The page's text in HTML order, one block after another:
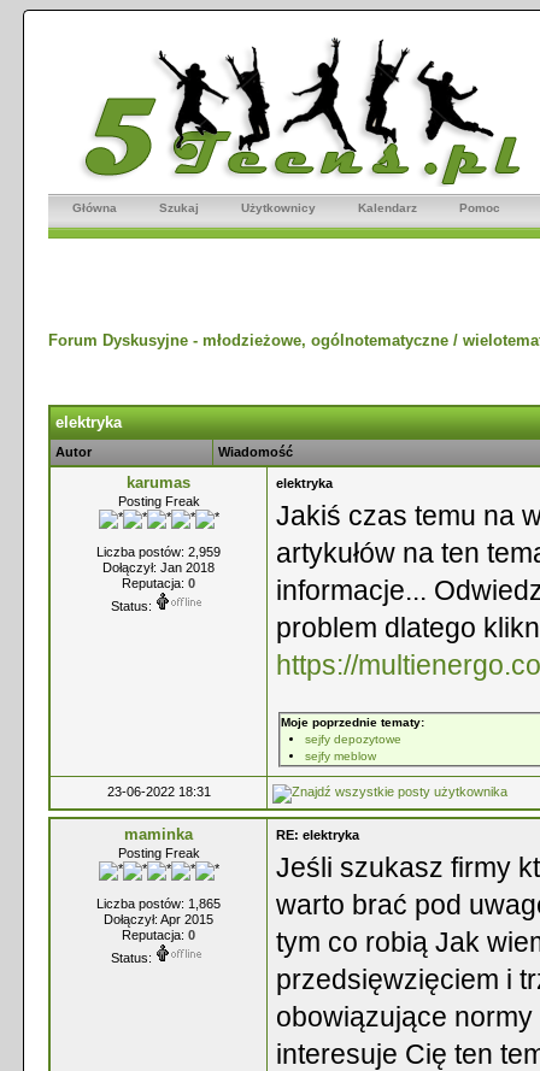
Główna Szukaj Użytkownicy Kalendarz Pomoc
Forum Dyskusyjne - młodzieżowe, ogólnotematyczne /
elektryka
Autor Wiadomość
karumas
Posting Freak
Liczba postów: 2,959
Dołączył: Jan 2018
Reputacja: 0
Status:
elektryka
Jakiś czas temu na
artykułów na ten
informacje...
problem dlatego
https://
Moje poprzednie tematy:
sejfy depozytowe
sejfy meblow
23-06-2022 18:31
maminka
Posting Freak
Liczba postów: 1,865
Dołączył: Apr 2015
Reputacja: 0
Status:
RE: elektryka
Jeśli szukasz firmy
warto brać pod
tym co robią Jak
przedsięwzięciem i
obowiązujące
interesuje Cię ten